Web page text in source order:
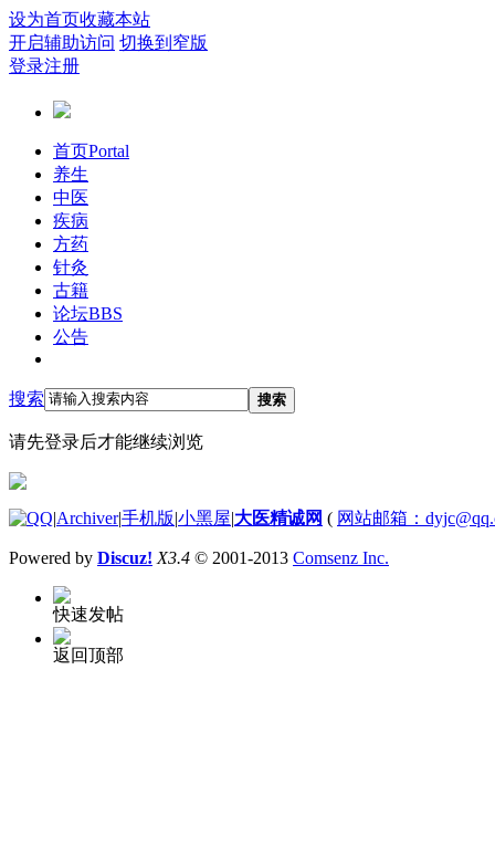
设为首页收藏本站
开启辅助访问 切换到窄版
登录注册
首页Portal
养生
中医
疾病
方药
针灸
古籍
论坛BBS
公告
搜索 搜索
请先登录后才能继续浏览
|Archiver|手机版|小黑屋|大医精诚网 ( 网站邮箱：
Powered by Discuz! X3.4 © 2001-2013 Comsenz Inc.
快速发帖
返回顶部